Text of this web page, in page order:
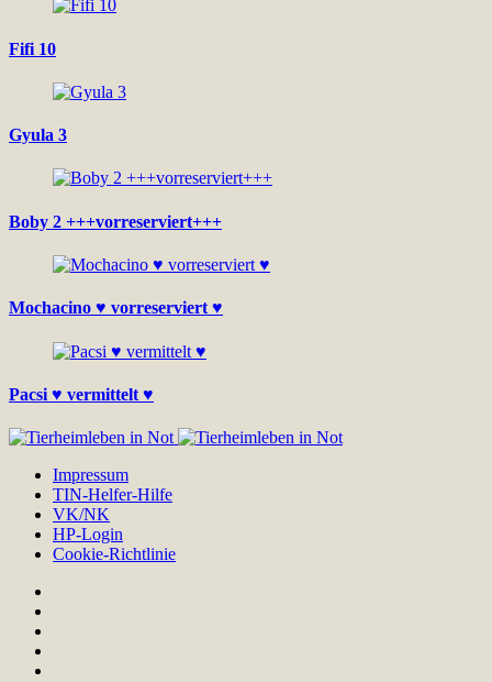
Fifi 10
Gyula 3
Boby 2 +++vorreserviert+++
Mochacino ♥ vorreserviert ♥
Pacsi ♥ vermittelt ♥
Impressum
TIN-Helfer-Hilfe
VK/NK
HP-Login
Cookie-Richtlinie